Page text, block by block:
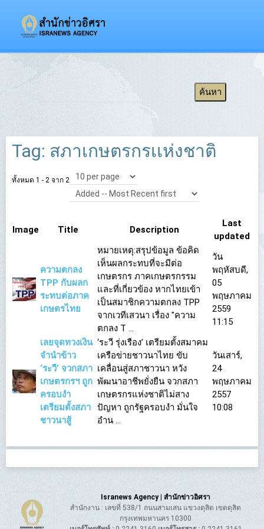
Tag: สภาเกษตรกรเเห่งชาติ
ทั้งหมด 1 - 2 จาก 2
Image Title Description
Last
updated
ความตกลง
TPP กับผลก
ระทบต่อภาค
เกษตรไทย
หมายเหตุ:สรุปข้อมูล ข้อคิด
เห็นผลกระทบที่จะมีต่อ
เกษตรกร ภาคเกษตรกรรม
และที่เกี่ยวข้อง หากไทยเข้า
เป็นสมาชิกความตกลง TPP
จากเวทีเสวนา เรื่อง "ความ
ตกลง T ...
วัน
พฤหัสบดี,
05
พฤษภาคม
2559
11:15
เลยจุดทวงเงิน
จำนำข้าว
‘ระวี’ จวกสภา
เกษตรกรฯ ถูก
ครอบงำ
เตรียมตั้งสภา
ชาวนาสู้
‘ระวี รุ่งเรือง’ เตรียมตั้งสมาคม
เครือข่ายชาวนาไทย ขับ
เคลื่อนสู่สภาชาวนา หวัง
พัฒนาอาชีพยั่งยืน จวกสภา
เกษตรกรแห่งชาติไม่สาง
ปัญหา ถูกรัฐครอบงำ มั่นใจ
อำน ...
วันเสาร์,
24
พฤษภาคม
2557
10:08
Isranews Agency | สำนักข่าวอิศรา
สำนักงาน : เลขที่ 538/1 ถนนสามเสน แขวงดุสิต เขตดุสิต
กรุงเทพมหานคร 10300